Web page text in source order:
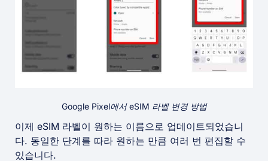
Google Pixel에서 eSIM 라벨 변경 방법
이제 eSIM 라벨이 원하는 이름으로 업데이트되었습니
다. 동일한 단계를 따라 원하는 만큼 여러 번 편집할 수
있습니다.